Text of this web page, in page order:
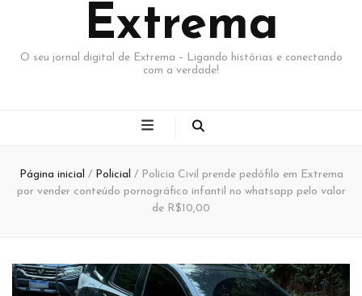
Extrema
O seu jornal digital de Extrema – Ligando histórias e conectando
com a verdade!
Página inicial / Policial / Polícia Civil prende pedófilo em Extrema
por vender conteúdo pornográfico infantil no whatsapp pelo valor
de R$10,00